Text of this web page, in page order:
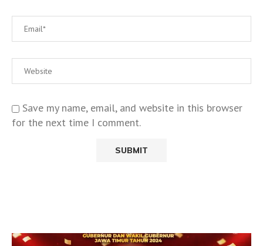
Save my name, email, and website in this browser
for the next time I comment.